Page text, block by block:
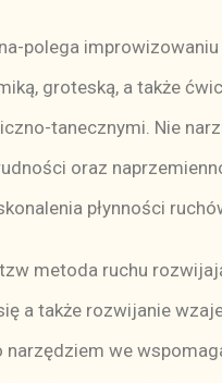
polega
groteską, a także
tanecznymi. Nie
oraz
płynności
metoda ruchu
a także rozwijanie
narzędziem we